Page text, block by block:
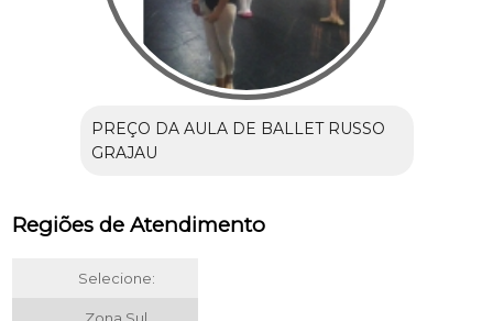
PREÇO DA AULA DE BALLET RUSSO
GRAJAU
Regiões de Atendimento
Selecione:
Zona Sul